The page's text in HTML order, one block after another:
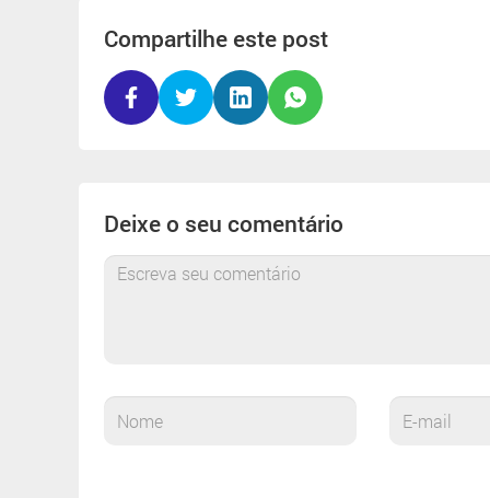
Compartilhe este post
Deixe o seu comentário